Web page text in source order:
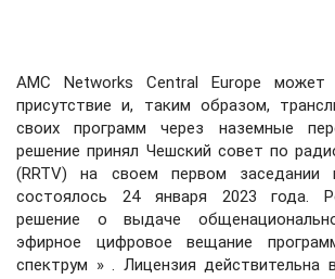
AMC Networks Central Europe может
присутствие и, таким образом,
своих программ через наземные
решение принял Чешский совет по
(RRTV) на своем первом заседании
состоялось 24 января 2023 года.
решение о выдаче
эфирное цифровое вещание
спектрум » . Лицензия действительна